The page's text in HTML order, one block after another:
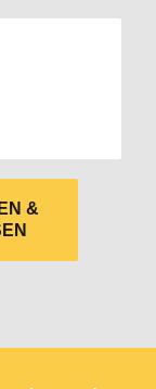
&